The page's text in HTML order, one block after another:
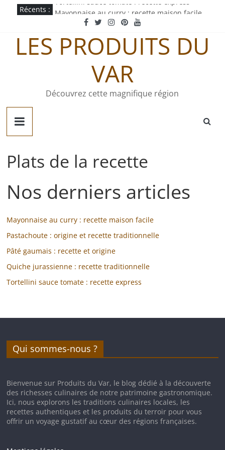
PasserRécents :
Tortellini sauce tomate : recette express
Mayonnaise au curry : recette maison facile
Pastachoute : origine et recette traditionnelle
Pâté gaumais : recette et origine
Quiche jurassienne : recette traditionnelle
LES PRODUITS DU
VAR
Découvrez cette magnifique région
Plats de la recette
Nos derniers articles
Mayonnaise au curry : recette maison facile
Pastachoute : origine et recette traditionnelle
Pâté gaumais : recette et origine
Quiche jurassienne : recette traditionnelle
Tortellini sauce tomate : recette express
Qui sommes-nous ?
Bienvenue sur Produits du Var, le blog dédié à la découverte
des richesses culinaires de notre patrimoine gastronomique.
Ici, nous explorons les traditions culinaires locales, les
recettes authentiques et les produits du terroir pour vous
offrir un voyage gustatif au cœur des régions françaises.